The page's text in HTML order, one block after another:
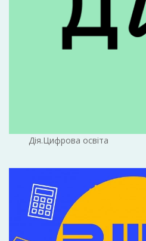
Дія.Цифрова освіта